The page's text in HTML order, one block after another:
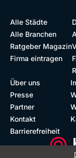
Alle Städte
Alle Branchen
Ratgeber Magazin
Firma eintragen
Über uns
Presse
Partner
Kontakt
Barrierefreiheit